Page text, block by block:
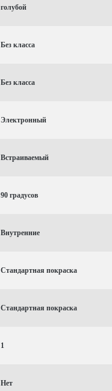
голубой
Без класса
Без класса
Электронный
Встраиваемый
90 градусов
Внутренние
Стандартная покраска
Стандартная покраска
1
Нет